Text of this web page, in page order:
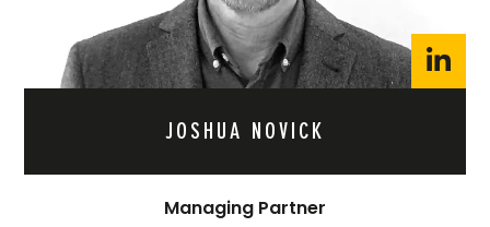
JOSHUA NOVICK
Managing Partner